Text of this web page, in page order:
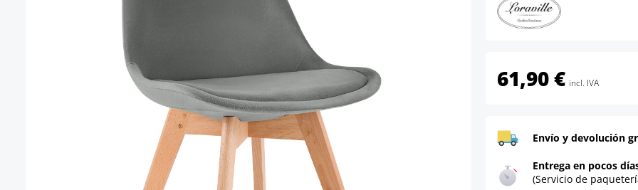
61,90 € incl. IVA
Envío y devolución
Entrega en pocos
(Servicio de